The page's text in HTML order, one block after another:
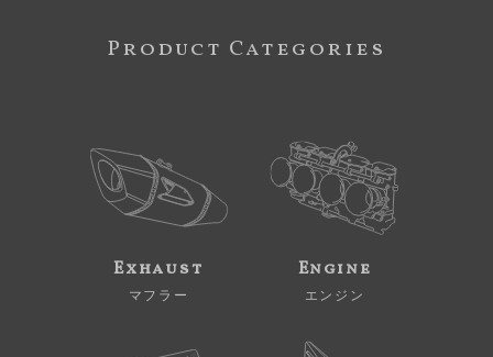
Product Categories
Exhaust
マフラー
Engine
エンジン